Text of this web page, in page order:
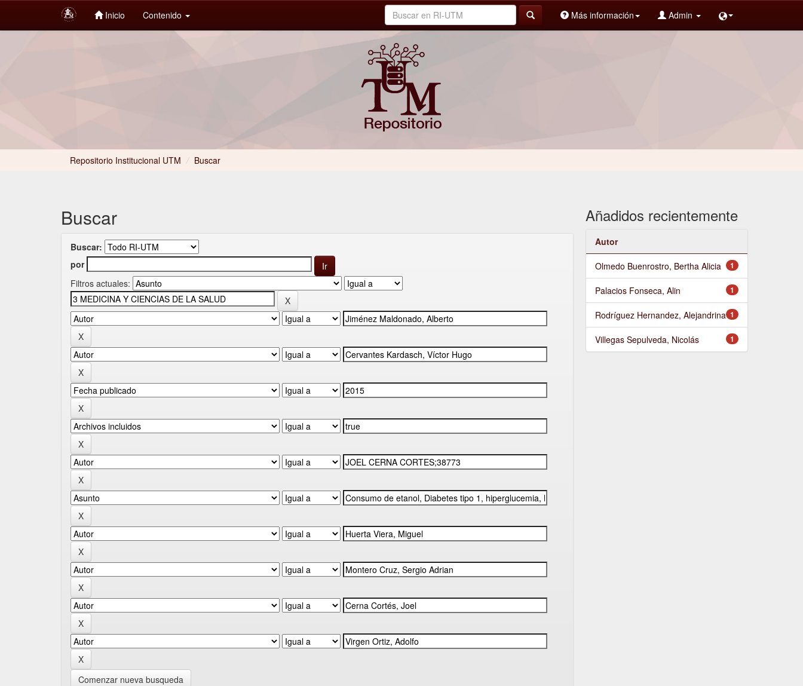
Inicio Contenido Más información Admin
Repositorio Institucional UTM / Buscar
Buscar
Buscar:
por
Filtros actuales:
Comenzar nueva busqueda
Añadidos recientemente
Autor
1
Olmedo Buenrostro, Bertha Alicia
1
Palacios Fonseca, Alin
1
Rodríguez Hernandez, Alejandrina
1
Villegas Sepulveda, Nicolás